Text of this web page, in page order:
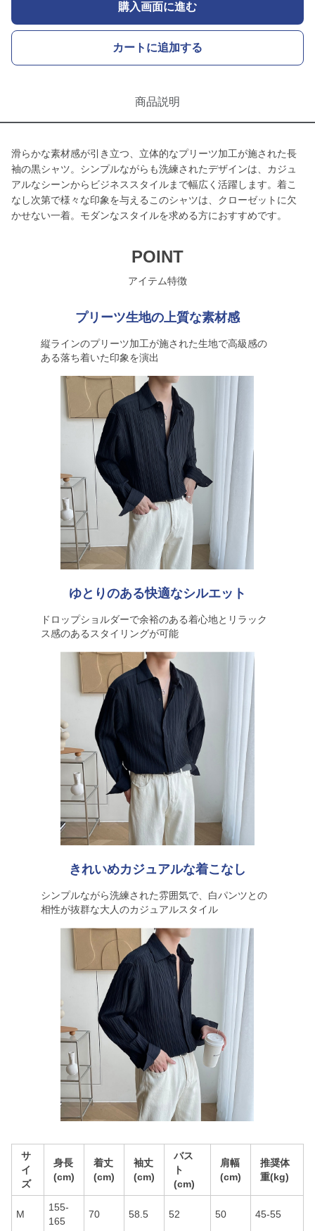
購入画面に進む
カートに追加する
商品説明
滑らかな素材感が引き立つ、立体的なプリーツ加工が施された長
袖の黒シャツ。シンプルながらも洗練されたデザインは、カジュ
アルなシーンからビジネススタイルまで幅広く活躍します。着こ
なし次第で様々な印象を与えるこのシャツは、クローゼットに欠
かせない一着。モダンなスタイルを求める方におすすめです。
POINT
アイテム特徴
プリーツ生地の上質な素材感
縦ラインのプリーツ加工が施された生地で高級感の
ある落ち着いた印象を演出
ゆとりのある快適なシルエット
ドロップショルダーで余裕のある着心地とリラック
ス感のあるスタイリングが可能
きれいめカジュアルな着こなし
シンプルながら洗練された雰囲気で、白パンツとの
相性が抜群な大人のカジュアルスタイル
サ
イ
ズ
身長
(cm)
着丈
(cm)
袖丈
(cm)
バス
ト
(cm)
肩幅
(cm)
推奨体
重(kg)
M
155-
165
70 58.5 52 50 45-55